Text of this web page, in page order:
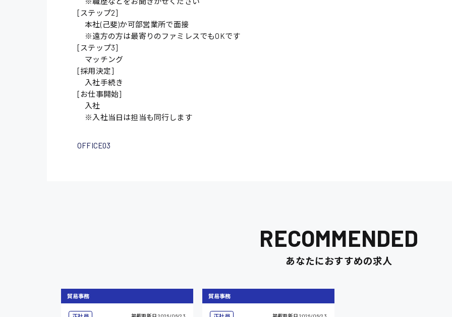
[ステップ2]
本社(己斐)か可部営業所で面接
※遠方の方は最寄りのファミレスでもOKです
[ステップ3]
マッチング
[採用決定]
入社手続き
[お仕事開始]
入社
※入社当日は担当も同行します
OFFICE03
RECOMMENDED
あなたにおすすめの求人
貿易事務 貿易事務